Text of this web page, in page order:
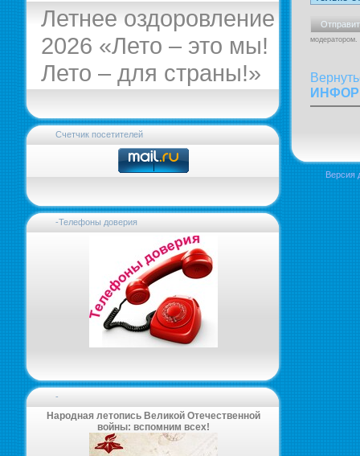
Летнее оздоровление
2026 «Лето – это мы!
Лето – для страны!»
Счетчик посетителей
-Телефоны доверия
-
Народная летопись Великой Отечественной
войны: вспомним всех!
модератором.
Версия